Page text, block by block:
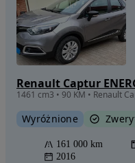
Renault Captur
1461 cm3 • 90 KM • Renault
Wyróżnione
161 000 km
2016